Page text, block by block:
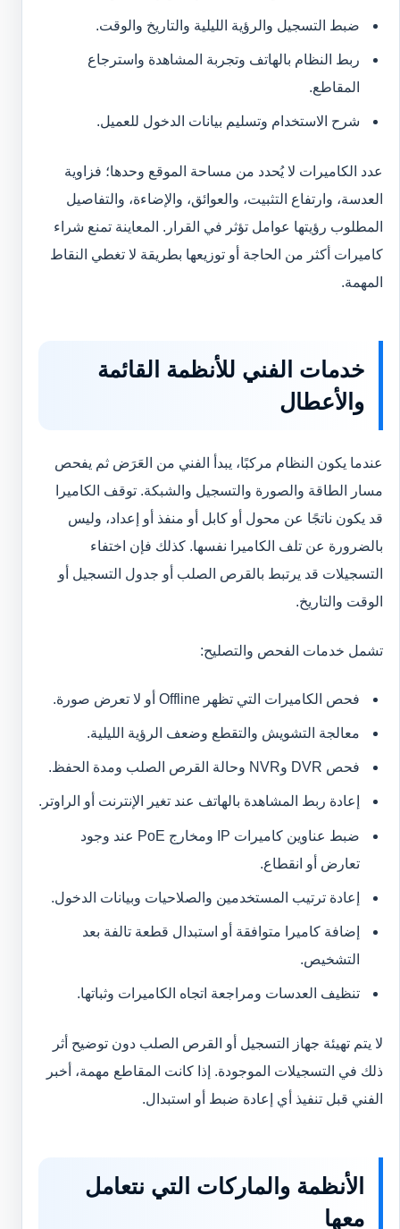
ضبط التسجيل والرؤية الليلية والتاريخ والوقت.
ربط النظام بالهاتف وتجربة المشاهدة واسترجاع
المقاطع.
شرح الاستخدام وتسليم بيانات الدخول للعميل.
عدد الكاميرات لا يُحدد من مساحة الموقع وحدها؛ فزاوية
العدسة، وارتفاع التثبيت، والعوائق، والإضاءة، والتفاصيل
المطلوب رؤيتها عوامل تؤثر في القرار. المعاينة تمنع شراء
كاميرات أكثر من الحاجة أو توزيعها بطريقة لا تغطي النقاط
المهمة.
خدمات الفني للأنظمة القائمة
والأعطال
عندما يكون النظام مركبًا، يبدأ الفني من العَرَض ثم يفحص
مسار الطاقة والصورة والتسجيل والشبكة. توقف الكاميرا
قد يكون ناتجًا عن محول أو كابل أو منفذ أو إعداد، وليس
بالضرورة عن تلف الكاميرا نفسها. كذلك فإن اختفاء
التسجيلات قد يرتبط بالقرص الصلب أو جدول التسجيل أو
الوقت والتاريخ.
تشمل خدمات الفحص والتصليح:
فحص الكاميرات التي تظهر Offline أو لا تعرض صورة.
معالجة التشويش والتقطع وضعف الرؤية الليلية.
فحص DVR وNVR وحالة القرص الصلب ومدة الحفظ.
إعادة ربط المشاهدة بالهاتف عند تغير الإنترنت أو الراوتر.
ضبط عناوين كاميرات IP ومخارج PoE عند وجود
تعارض أو انقطاع.
إعادة ترتيب المستخدمين والصلاحيات وبيانات الدخول.
إضافة كاميرا متوافقة أو استبدال قطعة تالفة بعد
التشخيص.
تنظيف العدسات ومراجعة اتجاه الكاميرات وثباتها.
لا يتم تهيئة جهاز التسجيل أو القرص الصلب دون توضيح أثر
ذلك في التسجيلات الموجودة. إذا كانت المقاطع مهمة، أخبر
الفني قبل تنفيذ أي إعادة ضبط أو استبدال.
الأنظمة والماركات التي نتعامل
معها